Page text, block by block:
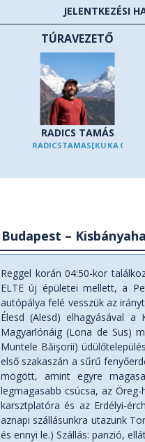
JELENTKEZÉSI
TÚRAVEZETŐ
RADICS TAMÁS
RADICSTAMAS[KUKAC]
Budapest –
Reggel korán 04:50-kor
ELTE új épületei mellett, a
autópálya felé vesszük az
Élesd (Alesd) elhagyásával a
Magyarlónáig (Lona de Sus)
Muntele Băişorii)
első szakaszán a sűrű
mögött, amint egyre
legmagasabb csúcsa, az
karsztplatóra és az Erdélyi-
aznapi szállásunkra utazunk
és ennyi le.) Szállás: panzió,